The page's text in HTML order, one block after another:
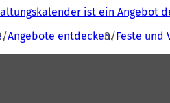
ist ein Angebot
Angebote entdecken Feste und